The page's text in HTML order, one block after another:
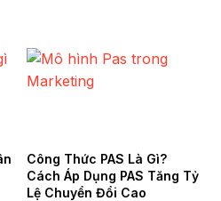
Công Thức PAS Là Gì?
Cách Áp Dụng PAS Tăng Tỷ
Lệ Chuyển Đổi Cao